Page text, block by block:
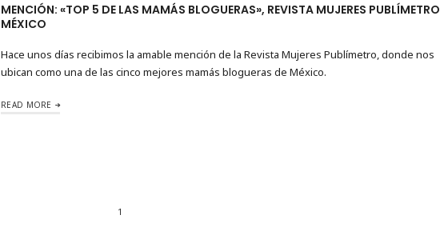
MENCIÓN: «TOP 5 DE LAS MAMÁS BLOGUERAS», REVISTA MUJERES PUBLÍMETRO
MÉXICO
Hace unos días recibimos la amable mención de la Revista Mujeres Publímetro, donde nos
ubican como una de las cinco mejores mamás blogueras de México.
READ MORE
1